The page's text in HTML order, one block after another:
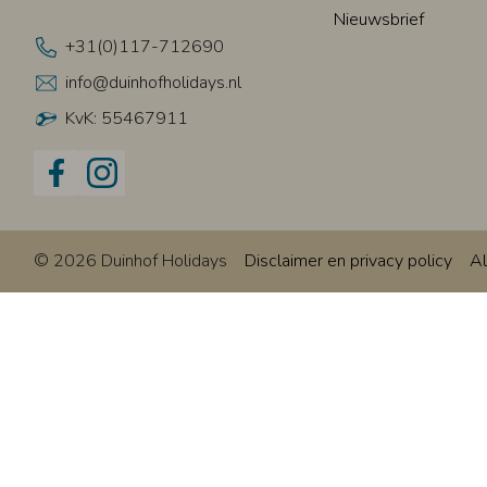
+31(0)117-712690
info@duinhofholidays.nl
KvK: 55467911
Nieuwsbrief
© 2026 Duinhof Holidays Disclaimer en privacy policy